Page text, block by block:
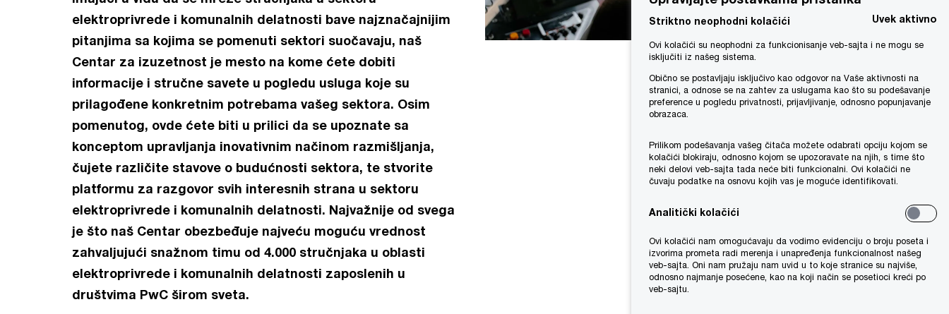
elektroprivrede i komunalnih delatnosti bave najznačajnijim
pitanjima sa kojima se pomenuti sektori suočavaju, naš
Centar za izuzetnost je mesto na kome ćete dobiti
informacije i stručne savete u pogledu usluga koje su
prilagođene konkretnim potrebama vašeg sektora. Osim
pomenutog, ovde ćete biti u prilici da se upoznate sa
konceptom upravljanja inovativnim načinom razmišljanja,
čujete različite stavove o budućnosti sektora, te stvorite
platformu za razgovor svih interesnih strana u sektoru
elektroprivrede i komunalnih delatnosti. Najvažnije od svega
je što naš Centar obezbeđuje najveću moguću vrednost
zahvaljujući snažnom timu od 4.000 stručnjaka u oblasti
elektroprivrede i komunalnih delatnosti zaposlenih u
društvima PwC širom sveta.
Striktno neophodni kolačići Uvek aktivno
Ovi kolačići su neophodni za funkcionisanje veb-sajta i ne mogu se
isključiti iz našeg sistema.
Obično se postavljaju isključivo kao odgovor na Vaše aktivnosti na
stranici, a odnose se na zahtev za uslugama kao što su podešavanje
preference u pogledu privatnosti, prijavljivanje, odnosno popunjavanje
obrazaca.
Prilikom podešavanja vašeg čitača možete odabrati opciju kojom se
kolačići blokiraju, odnosno kojom se upozoravate na njih, s time što
neki delovi veb-sajta tada neće biti funkcionalni. Ovi kolačići ne
čuvaju podatke na osnovu kojih vas je moguće identifikovati.
Analitički kolačići
Ovi kolačići nam omogućavaju da vodimo evidenciju o broju poseta i
izvorima prometa radi merenja i unapređenja funkcionalnost našeg
veb-sajta. Oni nam pružaju nam uvid u to koje stranice su najviše,
odnosno najmanje posećene, kao na koji način se posetioci kreći po
veb-sajtu.